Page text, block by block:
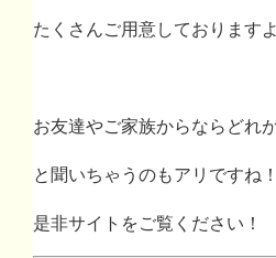
たくさんご用意しておりますよ
お友達やご家族からならどれ
と聞いちゃうのもアリですね！
是非サイトをご覧ください！